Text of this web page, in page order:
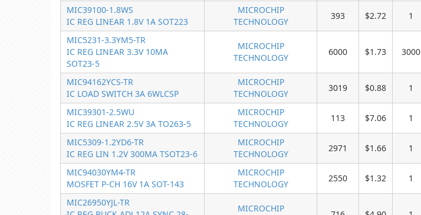
MIC39100-1.8WS
IC REG LINEAR 1.8V 1A SOT223
MICROCHIP
TECHNOLOGY
393 $2.72 1
MIC5231-3.3YM5-TR
IC REG LINEAR 3.3V 10MA
SOT23-5
MICROCHIP
TECHNOLOGY
6000 $1.73 3000
MIC94162YCS-TR
IC LOAD SWITCH 3A 6WLCSP
MICROCHIP
TECHNOLOGY
3019 $0.88 1
MIC39301-2.5WU
IC REG LINEAR 2.5V 3A TO263-5
MICROCHIP
TECHNOLOGY
113 $7.06 1
MIC5309-1.2YD6-TR
IC REG LIN 1.2V 300MA TSOT23-6
MICROCHIP
TECHNOLOGY
2971 $1.66 1
MIC94030YM4-TR
MOSFET P-CH 16V 1A SOT-143
MICROCHIP
TECHNOLOGY
2550 $1.32 1
MIC26950YJL-TR
MICROCHIP